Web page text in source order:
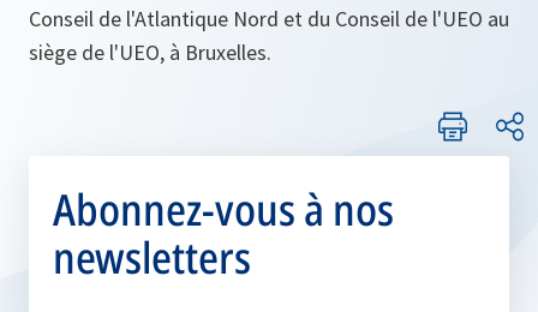
Conseil de l'Atlantique Nord et du Conseil de l'UEO au
siège de l'UEO, à Bruxelles.
Abonnez-vous à nos
newsletters